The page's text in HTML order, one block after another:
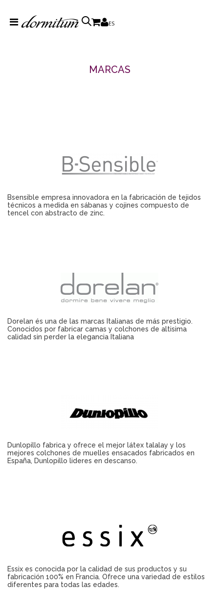
ES
MARCAS
Bsensible empresa innovadora en la fabricación de tejidos
técnicos a medida en sábanas y cojines compuesto de
tencel con abstracto de zinc.
Dorelan és una de las marcas Italianas de más prestigio.
Conocidos por fabricar camas y colchones de altisima
calidad sin perder la elegancia Italiana
Dunlopillo fabrica y ofrece el mejor látex talalay y los
mejores colchones de muelles ensacados fabricados en
España, Dunlopillo lideres en descanso.
Essix es conocida por la calidad de sus productos y su
fabricación 100% en Francia. Ofrece una variedad de estilos
diferentes para todas las edades.